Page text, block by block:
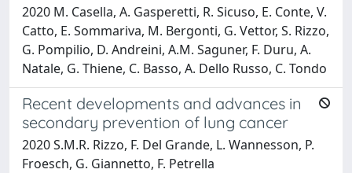
2020 M. Casella, A. Gasperetti, R. Sicuso, E. Conte, V.
Catto, E. Sommariva, M. Bergonti, G. Vettor, S. Rizzo,
G. Pompilio, D. Andreini, A.M. Saguner, F. Duru, A.
Natale, G. Thiene, C. Basso, A. Dello Russo, C. Tondo
Recent developments and advances in
secondary prevention of lung cancer
2020 S.M.R. Rizzo, F. Del Grande, L. Wannesson, P.
Froesch, G. Giannetto, F. Petrella